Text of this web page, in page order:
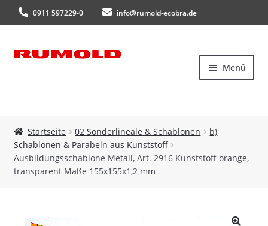
0911 597229-0 info@rumold-ecobra.de
Zur
Zum
Menü
Über uns
Produkte
Startseite 02 Sonderlineale & Schablonen
b)
Schablonen & Parabeln aus Kunststoff
Ausbildungsschablone Metall, Art. 2916 Kunststoff orange,
transparent Maße 155x155x1,2 mm